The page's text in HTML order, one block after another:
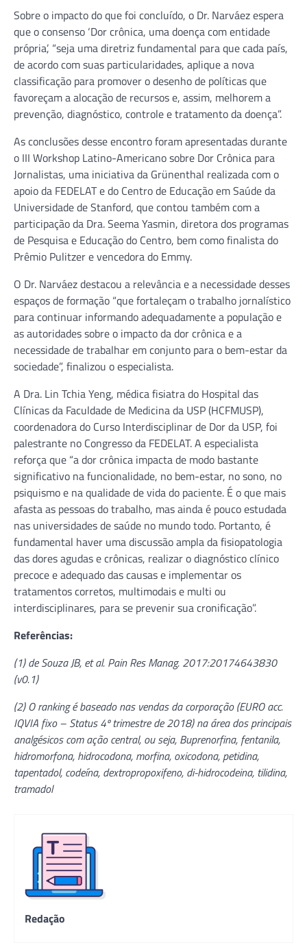
Sobre o impacto do que foi concluído, o Dr. Narváez espera
que o consenso ‘Dor crônica, uma doença com entidade
própria’, “seja uma diretriz fundamental para que cada país,
de acordo com suas particularidades, aplique a nova
classificação para promover o desenho de políticas que
favoreçam a alocação de recursos e, assim, melhorem a
prevenção, diagnóstico, controle e tratamento da doença”.
As conclusões desse encontro foram apresentadas durante
o III Workshop Latino-Americano sobre Dor Crônica para
Jornalistas, uma iniciativa da Grünenthal realizada com o
apoio da FEDELAT e do Centro de Educação em Saúde da
Universidade de Stanford, que contou também com a
participação da Dra. Seema Yasmin, diretora dos programas
de Pesquisa e Educação do Centro, bem como finalista do
Prêmio Pulitzer e vencedora do Emmy.
O Dr. Narváez destacou a relevância e a necessidade desses
espaços de formação “que fortaleçam o trabalho jornalístico
para continuar informando adequadamente a população e
as autoridades sobre o impacto da dor crônica e a
necessidade de trabalhar em conjunto para o bem-estar da
sociedade”, finalizou o especialista.
A Dra. Lin Tchia Yeng, médica fisiatra do Hospital das
Clínicas da Faculdade de Medicina da USP (HCFMUSP),
coordenadora do Curso Interdisciplinar de Dor da USP, foi
palestrante no Congresso da FEDELAT. A especialista
reforça que “a dor crônica impacta de modo bastante
significativo na funcionalidade, no bem-estar, no sono, no
psiquismo e na qualidade de vida do paciente. É o que mais
afasta as pessoas do trabalho, mas ainda é pouco estudada
nas universidades de saúde no mundo todo. Portanto, é
fundamental haver uma discussão ampla da fisiopatologia
das dores agudas e crônicas, realizar o diagnóstico clínico
precoce e adequado das causas e implementar os
tratamentos corretos, multimodais e multi ou
interdisciplinares, para se prevenir sua cronificação”.
Referências:
(1) de Souza JB, et al. Pain Res Manag. 2017:20174643830
(v0.1)
(2) O ranking é baseado nas vendas da corporação (EURO acc.
IQVIA fixo – Status 4º trimestre de 2018) na área dos principais
analgésicos com ação central, ou seja, Buprenorfina, fentanila,
hidromorfona, hidrocodona, morfina, oxicodona, petidina,
tapentadol, codeína, dextropropoxifeno, di-hidrocodeina, tilidina,
tramadol
Redação